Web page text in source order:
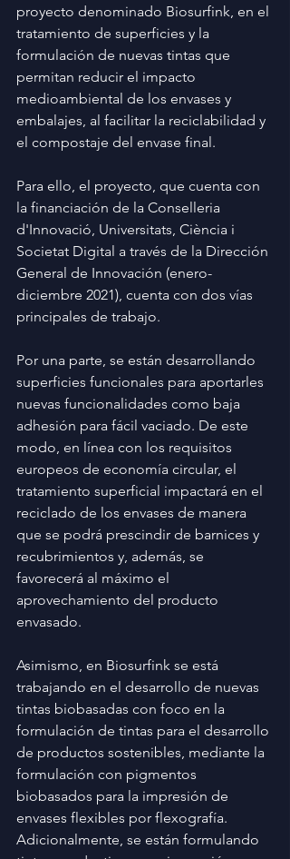
proyecto denominado Biosurfink, en el
tratamiento de superficies y la
formulación de nuevas tintas que
permitan reducir el impacto
medioambiental de los envases y
embalajes, al facilitar la reciclabilidad y
el compostaje del envase final.
Para ello, el proyecto, que cuenta con
la financiación de la Conselleria
d'Innovació, Universitats, Ciència i
Societat Digital a través de la Dirección
General de Innovación (enero-
diciembre 2021), cuenta con dos vías
principales de trabajo.
Por una parte, se están desarrollando
superficies funcionales para aportarles
nuevas funcionalidades como baja
adhesión para fácil vaciado. De este
modo, en línea con los requisitos
europeos de economía circular, el
tratamiento superficial impactará en el
reciclado de los envases de manera
que se podrá prescindir de barnices y
recubrimientos y, además, se
favorecerá al máximo el
aprovechamiento del producto
envasado.
Asimismo, en Biosurfink se está
trabajando en el desarrollo de nuevas
tintas biobasadas con foco en la
formulación de tintas para el desarrollo
de productos sostenibles, mediante la
formulación con pigmentos
biobasados para la impresión de
envases flexibles por flexografía.
Adicionalmente, se están formulando